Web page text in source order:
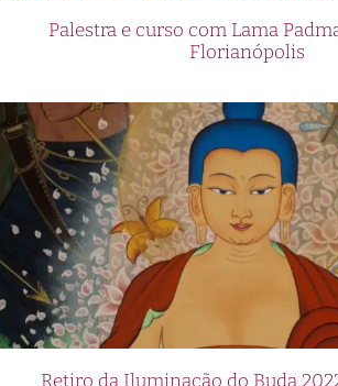
Palestra e curso com Lama
Florianópolis
Retiro da Iluminação do Buda